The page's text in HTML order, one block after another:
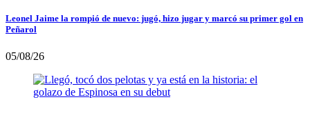
Leonel Jaime la rompió de nuevo: jugó, hizo jugar y marcó su primer gol en
Peñarol
05/08/26